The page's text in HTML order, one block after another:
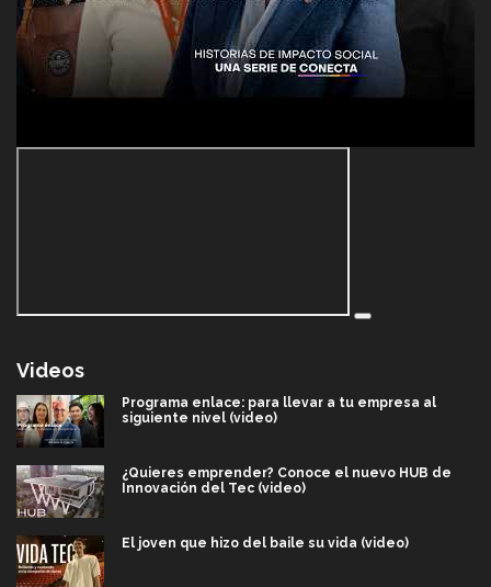
Videos
Programa enlace: para llevar a tu empresa al
siguiente nivel (video)
¿Quieres emprender? Conoce el nuevo HUB de
Innovación del Tec (video)
El joven que hizo del baile su vida (video)